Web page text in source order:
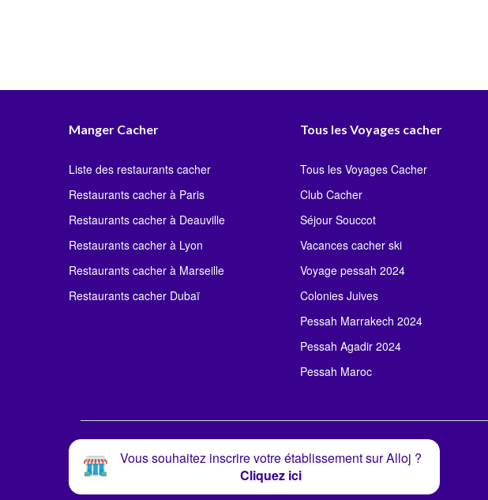
Manger Cacher
Liste des restaurants cacher
Restaurants cacher à Paris
Restaurants cacher à Deauville
Restaurants cacher à Lyon
Restaurants cacher à Marseille
Restaurants cacher Dubaï
Tous les Voyages cacher
Tous les Voyages Cacher
Club Cacher
Séjour Souccot
Vacances cacher ski
Voyage pessah 2024
Colonies Juives
Pessah Marrakech 2024
Pessah Agadir 2024
Pessah Maroc
Vous souhaitez inscrire votre établissement sur Alloj ?
Cliquez ici